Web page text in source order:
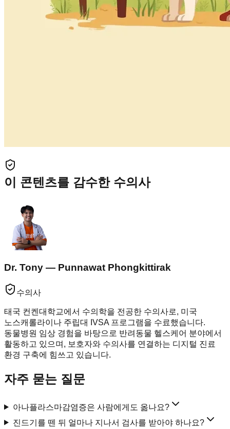
이 콘텐츠를 감수한 수의사
Dr. Tony — Punnawat Phongkittirak
수의사
태국 컨켄대학교에서 수의학을 전공한 수의사로, 미국
노스캐롤라이나 주립대 IVSA 프로그램을 수료했습니다.
동물병원 임상 경험을 바탕으로 반려동물 헬스케어 분야에서
활동하고 있으며, 보호자와 수의사를 연결하는 디지털 진료
환경 구축에 힘쓰고 있습니다.
자주 묻는 질문
아나플라스마감염증은 사람에게도 옮나요?
진드기를 뗀 뒤 얼마나 지나서 검사를 받아야 하나요?